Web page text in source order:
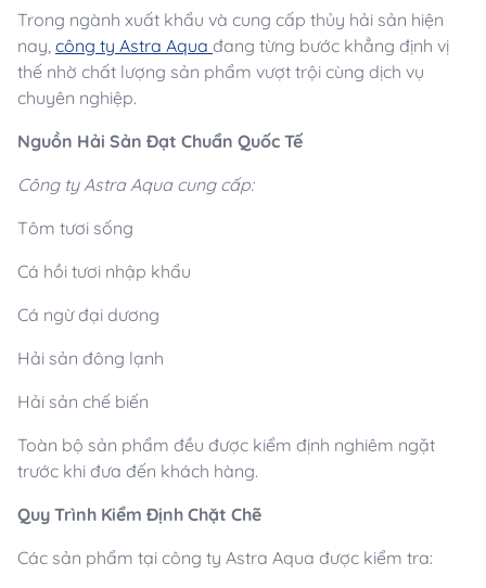
Trong ngành xuất khẩu và cung cấp thủy hải sản hiện
nay, công ty Astra Aqua đang từng bước khẳng định vị
thế nhờ chất lượng sản phẩm vượt trội cùng dịch vụ
chuyên nghiệp.
Nguồn Hải Sản Đạt Chuẩn Quốc Tế
Công ty Astra Aqua cung cấp:
Tôm tươi sống
Cá hồi tươi nhập khẩu
Cá ngừ đại dương
Hải sản đông lạnh
Hải sản chế biến
Toàn bộ sản phẩm đều được kiểm định nghiêm ngặt
trước khi đưa đến khách hàng.
Quy Trình Kiểm Định Chặt Chẽ
Các sản phẩm tại công ty Astra Aqua được kiểm tra: